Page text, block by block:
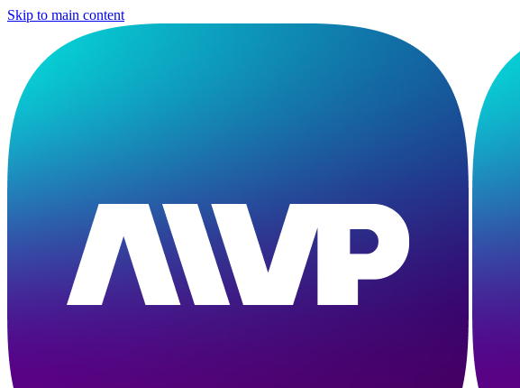
Skip to main content